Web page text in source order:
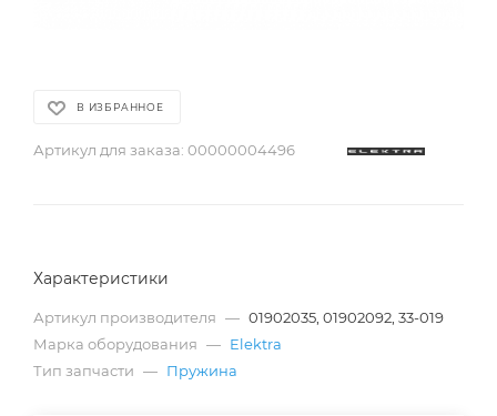
В ИЗБРАННОЕ
Артикул для заказа: 00000004496
Характеристики
Артикул производителя — 01902035, 01902092, 33-019
Марка оборудования — Elektra
Тип запчасти — Пружина